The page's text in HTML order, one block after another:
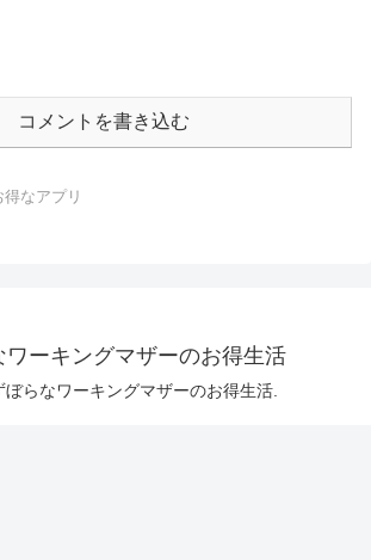
コメントを書き込む
得なアプリ
ワーキングマザーのお得生活
らなワーキングマザーのお得生活.